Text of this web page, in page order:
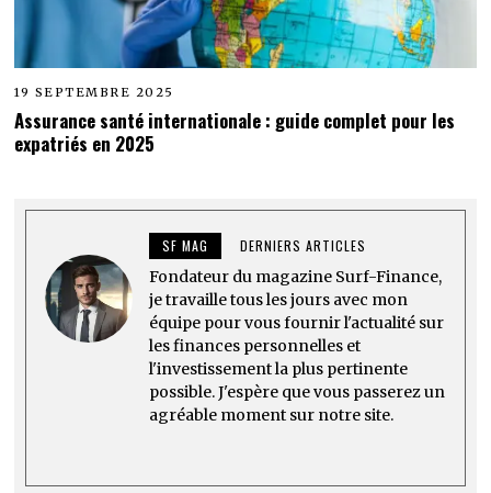
19 SEPTEMBRE 2025
Assurance santé internationale : guide complet pour les
expatriés en 2025
SF MAG DERNIERS ARTICLES
Fondateur du magazine Surf-Finance,
je travaille tous les jours avec mon
équipe pour vous fournir l'actualité sur
les finances personnelles et
l'investissement la plus pertinente
possible. J'espère que vous passerez un
agréable moment sur notre site.